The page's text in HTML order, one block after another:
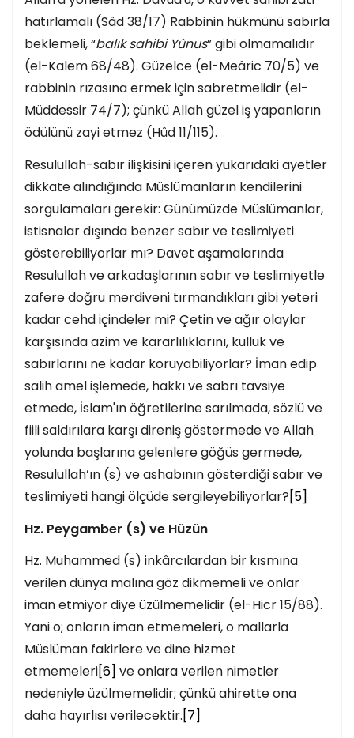
hatırlamalı (Sâd 38/17) Rabbinin hükmünü sabırla
beklemeli, “balık sahibi Yûnus” gibi olmamalıdır
(el-Kalem 68/48). Güzelce (el-Meâric 70/5) ve
rabbinin rızasına ermek için sabretmelidir (el-
Müddessir 74/7); çünkü Allah güzel iş yapanların
ödülünü zayi etmez (Hûd 11/115).
Resulullah-sabır ilişkisini içeren yukarıdaki ayetler
dikkate alındığında Müslümanların kendilerini
sorgulamaları gerekir: Günümüzde Müslümanlar,
istisnalar dışında benzer sabır ve teslimiyeti
gösterebiliyorlar mı? Davet aşamalarında
Resulullah ve arkadaşlarının sabır ve teslimiyetle
zafere doğru merdiveni tırmandıkları gibi yeteri
kadar cehd içindeler mi? Çetin ve ağır olaylar
karşısında azim ve kararlılıklarını, kulluk ve
sabırlarını ne kadar koruyabiliyorlar? İman edip
salih amel işlemede, hakkı ve sabrı tavsiye
etmede, İslam'ın öğretilerine sarılmada, sözlü ve
fiili saldırılara karşı direniş göstermede ve Allah
yolunda başlarına gelenlere göğüs germede,
Resulullah’ın (s) ve ashabının gösterdiği sabır ve
teslimiyeti hangi ölçüde sergileyebiliyorlar?[5]
Hz. Peygamber (s) ve Hüzün
Hz. Muhammed (s) inkârcılardan bir kısmına
verilen dünya malına göz dikmemeli ve onlar
iman etmiyor diye üzülmemelidir (el-Hicr 15/88).
Yani o; onların iman etmemeleri, o mallarla
Müslüman fakirlere ve dine hizmet
etmemeleri[6] ve onlara verilen nimetler
nedeniyle üzülmemelidir; çünkü ahirette ona
daha hayırlısı verilecektir.[7]